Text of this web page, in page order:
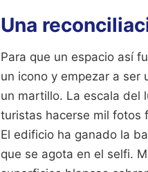
Una
Para que un espacio así
un icono y empezar a ser
un martillo. La escala del
turistas hacerse mil fotos
El edificio ha ganado la
que se agota en el selfi.